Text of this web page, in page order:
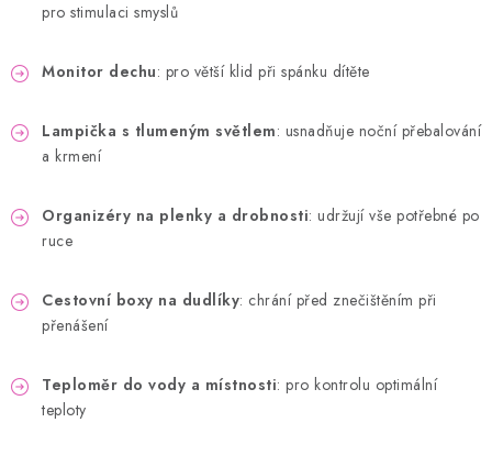
pro stimulaci smyslů
Monitor dechu: pro větší klid při spánku dítěte
Lampička s tlumeným světlem: usnadňuje noční přebalování
a krmení
Organizéry na plenky a drobnosti: udržují vše potřebné po
ruce
Cestovní boxy na dudlíky: chrání před znečištěním při
přenášení
Teploměr do vody a místnosti: pro kontrolu optimální
teploty